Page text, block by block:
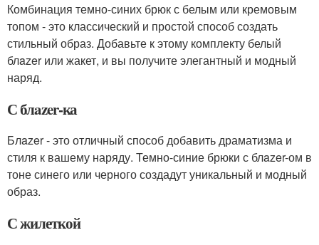
Комбинация темно-синих брюк с белым или кремовым
топом - это классический и простой способ создать
стильный образ. Добавьте к этому комплекту белый
блazer или жакет, и вы получите элегантный и модный
наряд.
С блazer-ка
Блazer - это отличный способ добавить драматизма и
стиля к вашему наряду. Темно-синие брюки с блazer-ом в
тоне синего или черного создадут уникальный и модный
образ.
С жилеткой